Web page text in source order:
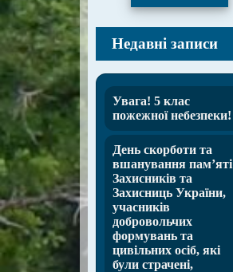
Недавні записи
Увага! 5 клас
пожежної небезпеки!
День скорботи та
вшанування пам’яті
Захисників та
Захисниць України,
учасників
добровольчих
формувань та
цивільних осіб, які
були страчені,